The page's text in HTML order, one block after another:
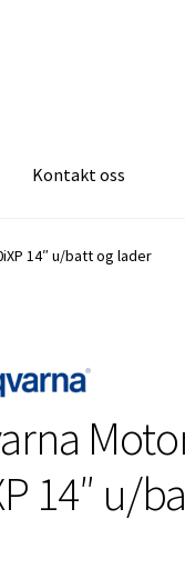
Kontakt oss
14″ u/batt og lader
14″ u/